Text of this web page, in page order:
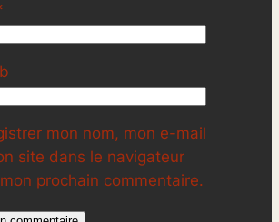
mon nom, mon e-mail
site dans le navigateur
prochain commentaire.